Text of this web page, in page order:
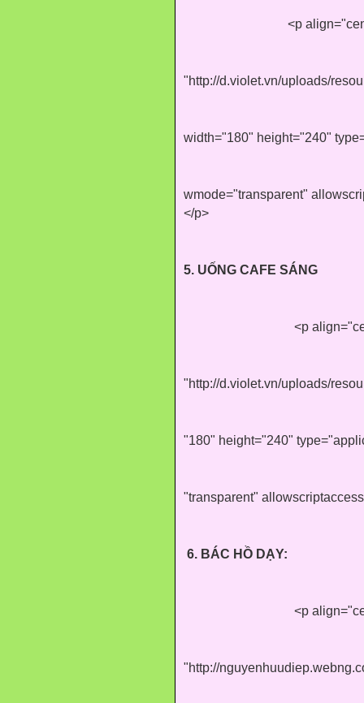
<p
"http://d.violet.vn/uploads/
width="180" height="240"
wmode="transparent"
</p>
5. UỐNG CAFE SÁNG
<p
"http://d.violet.vn/uploads/
"180" height="240"
"transparent"
6. BÁC HỒ DẠY:
<p
"http://